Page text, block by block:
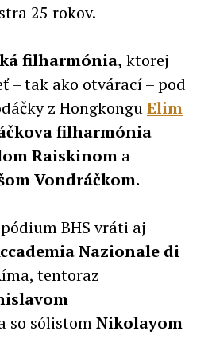
25 rokov.
filharmónia, ktorej
– tak ako otvárací – pod
z HongkonguElim
filharmónia
Raiskinom a
Vondráčkom.
BHS vráti aj
Nazionale di
tentoraz
so sólistomNikolayom